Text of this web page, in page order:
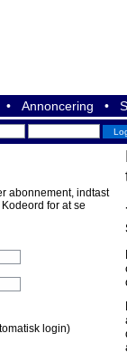
• Annoncering •
abonnement, indtast
for at se
login)